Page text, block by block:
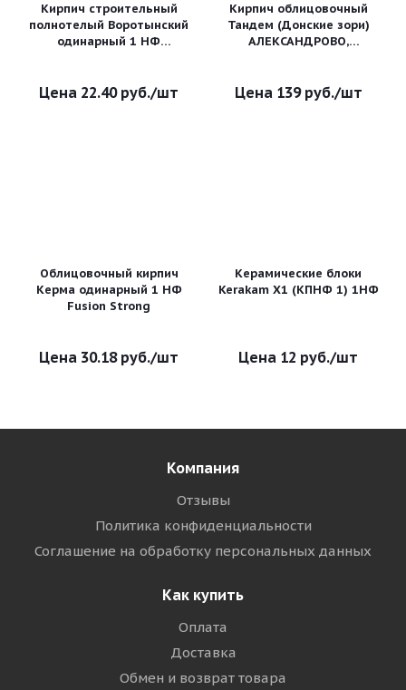
Кирпич строительный
полнотелый Воротынский
одинарный 1 НФ
22.40руб./шт
Кирпич облицовочный
Тандем (Донские зори)
АЛЕКСАНДРОВО,
139руб./шт
Облицовочный кирпич
Керма одинарный 1 НФ
Fusion Strong
30.18руб./шт
Керамические блоки
Kerakam X1 (КПНФ 1) 1НФ
12 руб./шт
Компания
Отзывы
Политика конфиденциальности
Соглашение на обработку персональных данных
Как купить
Оплата
Доставка
Обмен и возврат товара